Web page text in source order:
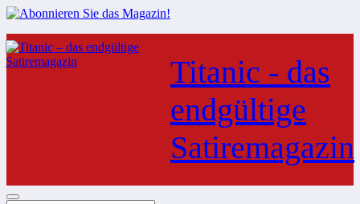
Zum
Inhalt
springen
Titanic - das
endgültige
Satiremagazin